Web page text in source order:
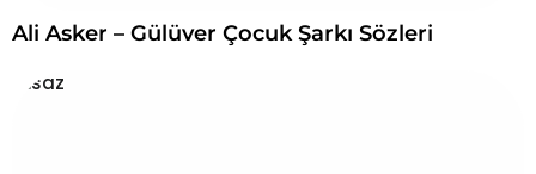
Ali Asker – Gülüver Çocuk Şarkı Sözleri